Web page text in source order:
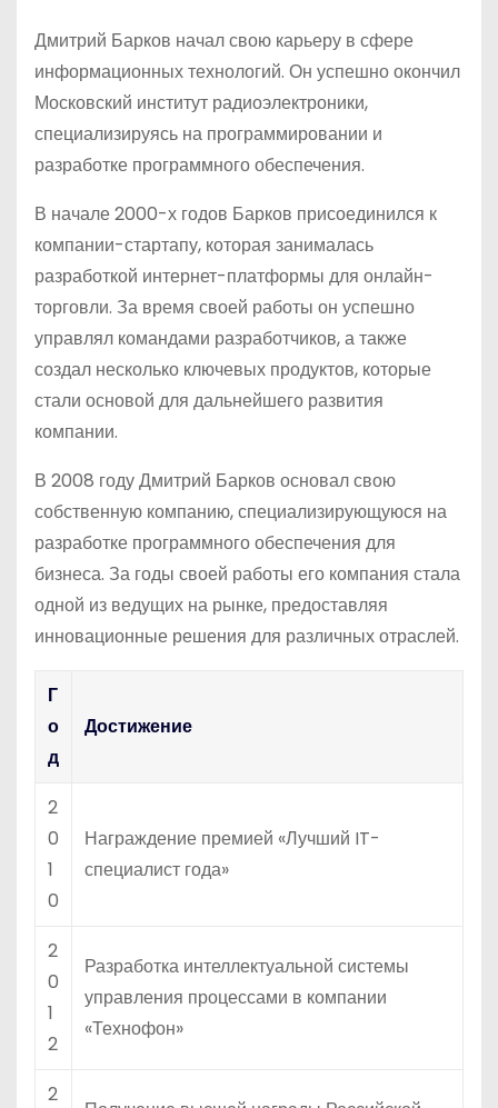
Дмитрий Барков начал свою карьеру в сфере
информационных технологий. Он успешно окончил
Московский институт радиоэлектроники,
специализируясь на программировании и
разработке программного обеспечения.
В начале 2000-х годов Барков присоединился к
компании-стартапу, которая занималась
разработкой интернет-платформы для онлайн-
торговли. За время своей работы он успешно
управлял командами разработчиков, а также
создал несколько ключевых продуктов, которые
стали основой для дальнейшего развития
компании.
В 2008 году Дмитрий Барков основал свою
собственную компанию, специализирующуюся на
разработке программного обеспечения для
бизнеса. За годы своей работы его компания стала
одной из ведущих на рынке, предоставляя
инновационные решения для различных отраслей.
Г
о
д
Достижение
2
0
1
0
Награждение премией «Лучший IT-
специалист года»
2
0
1
2
Разработка интеллектуальной системы
управления процессами в компании
«Технофон»
2